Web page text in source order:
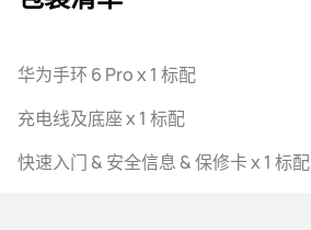
华为手环 6 Pro x 1 标配
充电线及底座 x 1 标配
快速入门 & 安全信息 & 保修卡 x 1 标配